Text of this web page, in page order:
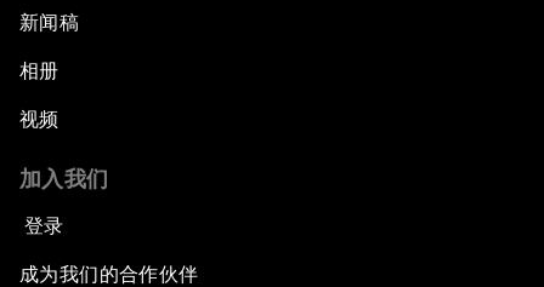
新闻稿
相册
视频
加入我们
登录
成为我们的合作伙伴